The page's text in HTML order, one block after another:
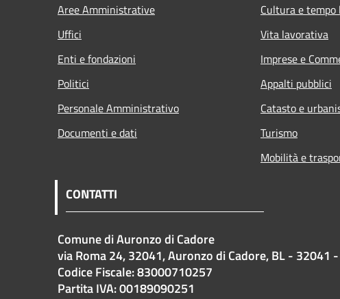
Aree Amministrative
Uffici
Enti e fondazioni
Politici
Personale Amministrativo
Documenti e dati
Cultura e tempo
Vita lavorativa
Imprese e
Appalti pubblici
Catasto e
Turismo
Mobilità e
CONTATTI
Comune di Auronzo di Cadore
via Roma 24, 32041, Auronzo di Cadore, BL - 32041
Codice Fiscale: 83000710257
Partita IVA: 00189090251